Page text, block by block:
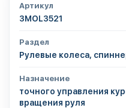
Артикул
3MOL3521
Раздел
Рулевые колеса,
Назначение
точного управления
вращения руля